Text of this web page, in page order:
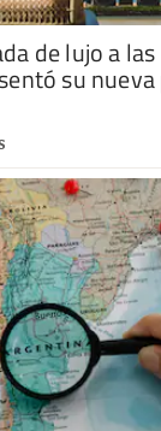
de lujo a
su